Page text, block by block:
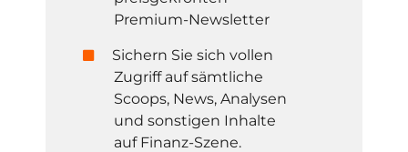
Premium-Newsletter
Sichern Sie sich vollen
Zugriff auf sämtliche
Scoops, News, Analysen
und sonstigen Inhalte
auf Finanz-Szene.